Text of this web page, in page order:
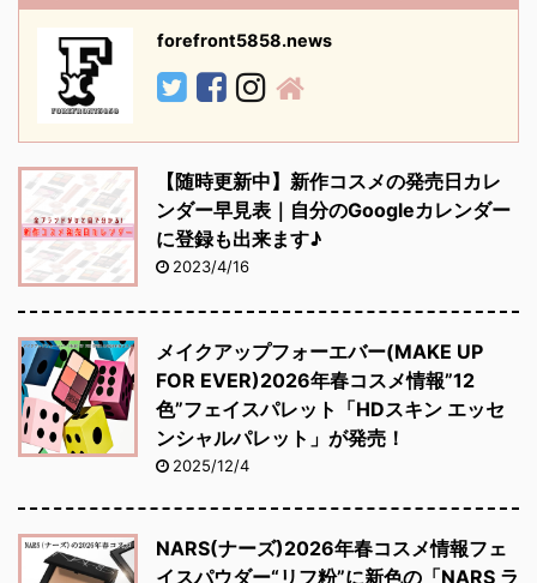
forefront5858.news
【随時更新中】新作コスメの発売日カレ
ンダー早見表｜自分のGoogleカレンダー
に登録も出来ます♪
2023/4/16
メイクアップフォーエバー(MAKE UP
FOR EVER)2026年春コスメ情報”12
色”フェイスパレット「HDスキン エッセ
ンシャルパレット」が発売！
2025/12/4
NARS(ナーズ)2026年春コスメ情報フェ
イスパウダー“リフ粉”に新色の「NARS ラ